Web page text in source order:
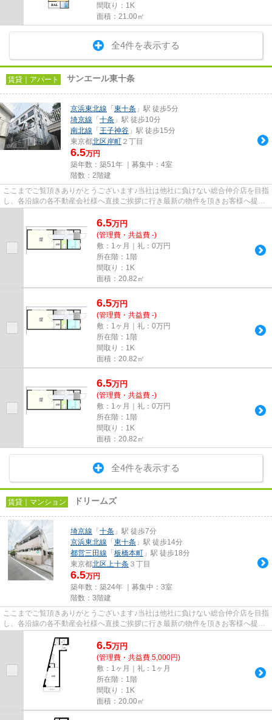
間取り：1K
面積：21.00㎡
全4件を表示する
賃貸｜アパート サンエール東十条
京浜東北線 「 東十条 」駅 徒歩5分
埼京線 「 十条 」駅 徒歩10分
南北線 「 王子神谷 」駅 徒歩15分
東京都北区岸町 ２丁目
6.5万円
築年数：築51年 ｜募集中： 4室
階数：2階建
ここまでご覧頂きありがとうございます♪当社は他社に負けない総合仲介店を目指
し、各沿線の各不動産会社様へ直接ご挨拶に行き最新の物件を頂きお客様へ提供
6.5万円
(管理費・共益費 -)
敷：1ヶ月｜礼：0万円
所在階：1階
間取り：1K
面積：20.82㎡
6.5万円
(管理費・共益費 -)
敷：1ヶ月｜礼：0万円
所在階：1階
間取り：1K
面積：20.82㎡
6.5万円
(管理費・共益費 -)
敷：1ヶ月｜礼：0万円
所在階：1階
間取り：1K
面積：20.82㎡
全4件を表示する
賃貸｜マンション ドリームズ
埼京線 「 十条 」駅 徒歩7分
京浜東北線 「 東十条 」駅 徒歩14分
都営三田線 「 板橋本町 」駅 徒歩18分
東京都北区上十条 ３丁目
6.5万円
築年数：築24年 ｜募集中： 3室
階数：3階建
ここまでご覧頂きありがとうございます♪当社は他社に負けない総合仲介店を目指
し、各沿線の各不動産会社様へ直接ご挨拶に行き最新の物件を頂きお客様へ提供
6.5万円
(管理費・共益費 5,000円)
敷：1ヶ月｜礼：1ヶ月
所在階：1階
間取り：1K
面積：20.00㎡